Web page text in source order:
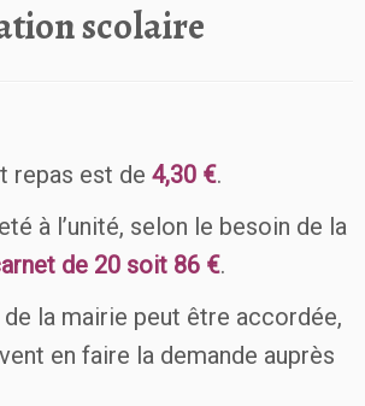
scolaire
repas est de 4,30 €.
à l’unité, selon le besoin de la
de 20 soit 86 €.
de la mairie peut être accordée,
en faire la demande auprès